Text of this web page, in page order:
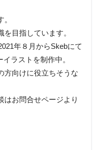
目指しています。
年８月からSkebにて
ラストを制作中。
方向けに役立ちそうな
はお問合せページより